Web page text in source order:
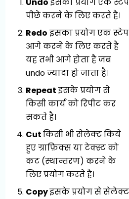
Undoइसका प्रयोग एक स्टेप
पीछे करने के लिए करते है।
Redo इसका प्रयोग एक स्टेप
आगे करने के लिए करते है
यह तभी आगे होता है जब
undo ज्यादा हो जाता है।
Repeatइसके प्रयोग से
किसी कार्य को रिपीट कर
सकते है।
Cutकिसी भी सेलेक्ट किये
हुए ग्राफ़िक्स या टेक्स्ट को
कट (स्थान्तरण) करने के
लिए प्रयोग करते है।
Copyइसके प्रयोग से